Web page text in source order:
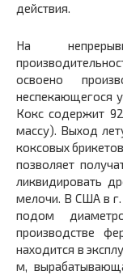
действия.
На
освоено
неспекающегося
Кокс содержит
массу). Выход
коксовых
позволяет
ликвидировать
мелочи. В США в г.
подом
производстве
находится в
м,